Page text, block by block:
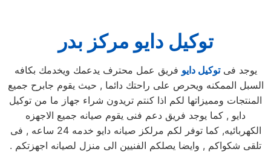
توكيل دايو مركز بدر
يوجد فىتوكيل دايو فريق عمل محترف يدعمك ويخدمك بكافه
السبل الممكنه ويحرص على راحتك دائما , حيث يقوم جابرح جميع
المنتجات ومميزاتها لكم اذا كنتم تريدون شراء جهاز ما من توكيل
دايو , كما يوجد فريق دعم فنى يقوم صيانه جميع الاجهزه
الكهربائيه, كما توفر لكم مرلكز صيانه دايو خدمه 24 ساعه , فى
تلقى شكواكم , وايضا يصلكم الفنيين الى منزل لصيانه اجهزتكم .